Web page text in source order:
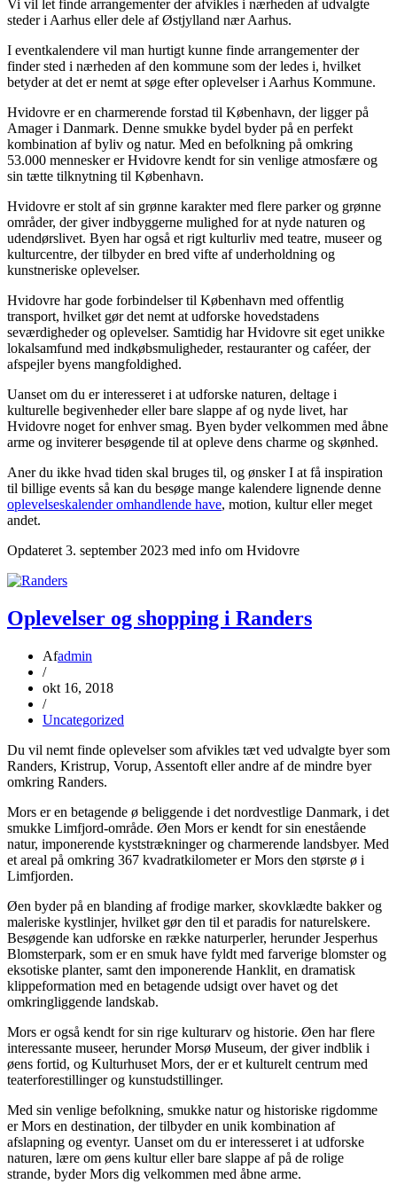
Vi vil let finde arrangementer der afvikles i nærheden af udvalgte
steder i Aarhus eller dele af Østjylland nær Aarhus.
I eventkalendere vil man hurtigt kunne finde arrangementer der
finder sted i nærheden af den kommune som der ledes i, hvilket
betyder at det er nemt at søge efter oplevelser i Aarhus Kommune.
Hvidovre er en charmerende forstad til København, der ligger på
Amager i Danmark. Denne smukke bydel byder på en perfekt
kombination af byliv og natur. Med en befolkning på omkring
53.000 mennesker er Hvidovre kendt for sin venlige atmosfære og
sin tætte tilknytning til København.
Hvidovre er stolt af sin grønne karakter med flere parker og grønne
områder, der giver indbyggerne mulighed for at nyde naturen og
udendørslivet. Byen har også et rigt kulturliv med teatre, museer og
kulturcentre, der tilbyder en bred vifte af underholdning og
kunstneriske oplevelser.
Hvidovre har gode forbindelser til København med offentlig
transport, hvilket gør det nemt at udforske hovedstadens
seværdigheder og oplevelser. Samtidig har Hvidovre sit eget unikke
lokalsamfund med indkøbsmuligheder, restauranter og caféer, der
afspejler byens mangfoldighed.
Uanset om du er interesseret i at udforske naturen, deltage i
kulturelle begivenheder eller bare slappe af og nyde livet, har
Hvidovre noget for enhver smag. Byen byder velkommen med åbne
arme og inviterer besøgende til at opleve dens charme og skønhed.
Aner du ikke hvad tiden skal bruges til, og ønsker I at få inspiration
til billige events så kan du besøge mange kalendere lignende denne
oplevelseskalender omhandlende have, motion, kultur eller meget
andet.
Opdateret 3. september 2023 med info om Hvidovre
Oplevelser og shopping i Randers
Afadmin
/
okt 16, 2018
/
Uncategorized
Du vil nemt finde oplevelser som afvikles tæt ved udvalgte byer som
Randers, Kristrup, Vorup, Assentoft eller andre af de mindre byer
omkring Randers.
Mors er en betagende ø beliggende i det nordvestlige Danmark, i det
smukke Limfjord-område. Øen Mors er kendt for sin enestående
natur, imponerende kyststrækninger og charmerende landsbyer. Med
et areal på omkring 367 kvadratkilometer er Mors den største ø i
Limfjorden.
Øen byder på en blanding af frodige marker, skovklædte bakker og
maleriske kystlinjer, hvilket gør den til et paradis for naturelskere.
Besøgende kan udforske en række naturperler, herunder Jesperhus
Blomsterpark, som er en smuk have fyldt med farverige blomster og
eksotiske planter, samt den imponerende Hanklit, en dramatisk
klippeformation med en betagende udsigt over havet og det
omkringliggende landskab.
Mors er også kendt for sin rige kulturarv og historie. Øen har flere
interessante museer, herunder Morsø Museum, der giver indblik i
øens fortid, og Kulturhuset Mors, der er et kulturelt centrum med
teaterforestillinger og kunstudstillinger.
Med sin venlige befolkning, smukke natur og historiske rigdomme
er Mors en destination, der tilbyder en unik kombination af
afslapning og eventyr. Uanset om du er interesseret i at udforske
naturen, lære om øens kultur eller bare slappe af på de rolige
strande, byder Mors dig velkommen med åbne arme.